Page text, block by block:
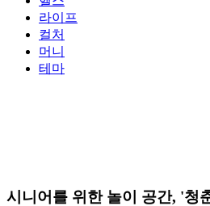
라이프
컬처
머니
테마
시니어를 위한 놀이 공간, '청